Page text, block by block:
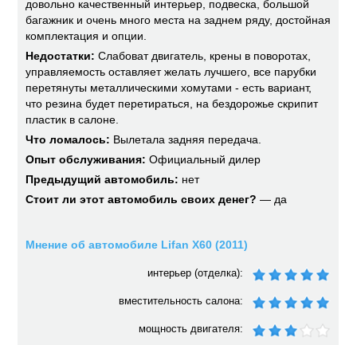
довольно качественный интерьер, подвеска, большой
багажник и очень много места на заднем ряду, достойная
комплектация и опции.
Недостатки: Слабоват двигатель, крены в поворотах,
управляемость оставляет желать лучшего, все парубки
перетянуты металлическими хомутами - есть вариант,
что резина будет перетираться, на бездорожье скрипит
пластик в салоне.
Что ломалось: Вылетала задняя передача.
Опыт обслуживания: Официальный дилер
Предыдущий автомобиль: нет
Стоит ли этот автомобиль своих денег? — да
Мнение об автомобиле Lifan X60 (2011)
интерьер (отделка):
вместительность салона:
мощность двигателя: